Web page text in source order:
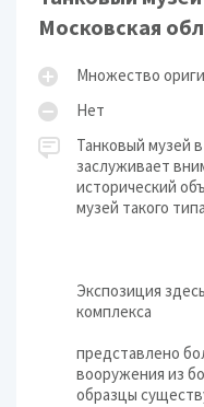
Московская
Множество
Нет
Танковый музей
заслуживает
исторический
музей такого
Экспозиция
комплекса
представлено
вооружения из
образцы